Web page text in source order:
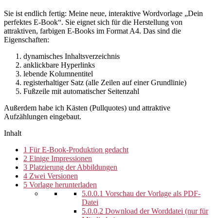
Sie ist endlich fertig: Meine neue, interaktive Wordvorlage „Dein
perfektes E-Book“. Sie eignet sich für die Herstellung von
attraktiven, farbigen E-Books im Format A4. Das sind die
Eigenschaften:
dynamisches Inhaltsverzeichnis
anklickbare Hyperlinks
lebende Kolumnentitel
registerhaltiger Satz (alle Zeilen auf einer Grundlinie)
Fußzeile mit automatischer Seitenzahl
Außerdem habe ich Kästen (Pullquotes) und attraktive
Aufzählungen eingebaut.
Inhalt
1 Für E-Book-Produktion gedacht
2 Einige Impressionen
3 Platzierung der Abbildungen
4 Zwei Versionen
5 Vorlage herunterladen
5.0.0.1 Vorschau der Vorlage als PDF-
Datei
5.0.0.2 Download der Worddatei (nur für